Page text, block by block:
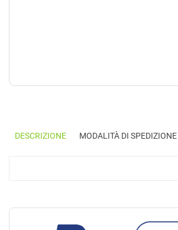
DESCRIZIONE MODALITÀ DI SPEDIZIONE